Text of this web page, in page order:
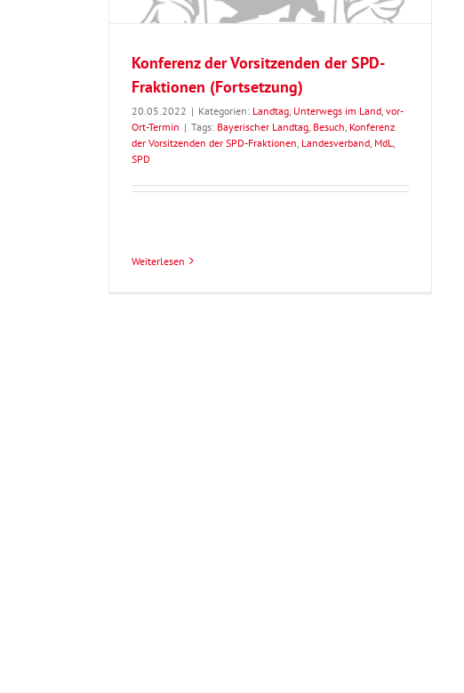
Konferenz der Vorsitzenden der SPD-
Fraktionen (Fortsetzung)
20.05.2022 | Kategorien: Landtag Unterwegs im Land vor-
Ort-Termin | Tags: Bayerischer Landtag Besuch Konferenz
der Vorsitzenden der SPD-Fraktionen Landesverband MdL
SPD
Weiterlesen